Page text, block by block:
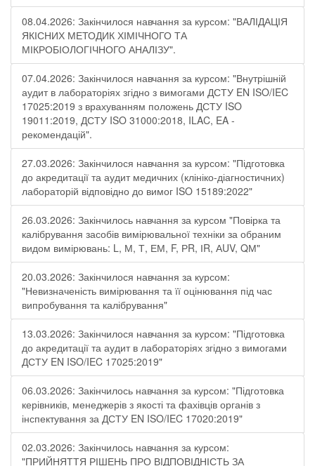
08.04.2026: Закінчилося навчання за курсом: "ВАЛІДАЦІЯ
ЯКІСНИХ МЕТОДИК ХІМІЧНОГО ТА
МІКРОБІОЛОГІЧНОГО АНАЛІЗУ".
07.04.2026: Закінчилося навчання за курсом: "Внутрішній
аудит в лабораторіях згідно з вимогами ДСТУ EN ISO/IEC
17025:2019 з врахуванням положень ДСТУ ISO
19011:2019, ДСТУ ISO 31000:2018, ILAC, EA -
рекомендацій".
27.03.2026: Закінчилося навчання за курсом: "Підготовка
до акредитації та аудит медичних (клініко-діагностичних)
лабораторій відповідно до вимог ISO 15189:2022"
26.03.2026: Закінчилось навчання за курсом "Повірка та
калібрування засобів вимірювальної техніки за обраним
видом вимірювань: L, М, Т, ЕМ, F, РR, ІR, АUV, QМ"
20.03.2026: Закінчилося навчання за курсом:
"Невизначеність вимірювання та її оцінювання під час
випробування та калібрування"
13.03.2026: Закінчилося навчання за курсом: "Підготовка
до акредитації та аудит в лабораторіях згідно з вимогами
ДСТУ EN ISO/IEC 17025:2019"
06.03.2026: Закінчилось навчання за курсом: "Підготовка
керівників, менеджерів з якості та фахівців органів з
інспектування за ДСТУ EN ISO/IEC 17020:2019"
02.03.2026: Закінчилось навчання за курсом:
"ПРИЙНЯТТЯ РІШЕНЬ ПРО ВІДПОВІДНІСТЬ ЗА